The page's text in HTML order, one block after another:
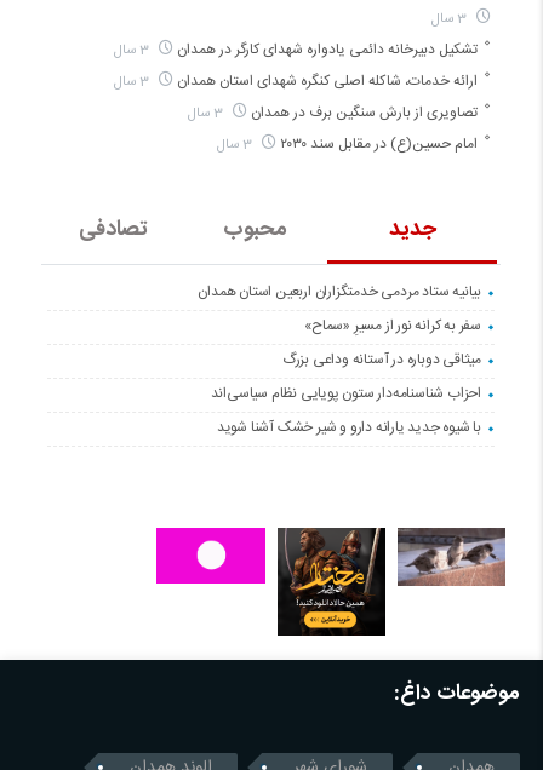
جدید محبوب تصادفی
بیانیه ستاد مردمی خدمتگزاران اربعین استان همدان
سفر به کرانه‌ نور از مسیرِ «سماح»
میثاقی دوباره در آستانه‌ وداعی بزرگ
احزاب شناسنامه‌دار ستون پویایی نظام سیاسی‌اند
با شیوه جدید یارانه دارو و شیر خشک آشنا شوید
3 سال
تشکیل دبیرخانه دائمی یادواره شهدای کارگر در همدان 3 سال
ارائه خدمات، شاکله اصلی کنگره شهدای استان همدان 3 سال
تصاویری از بارش سنگین برف در همدان 3 سال
امام حسین(ع) در مقابل سند ۲۰۳۰ 3 سال
موضوعات داغ: